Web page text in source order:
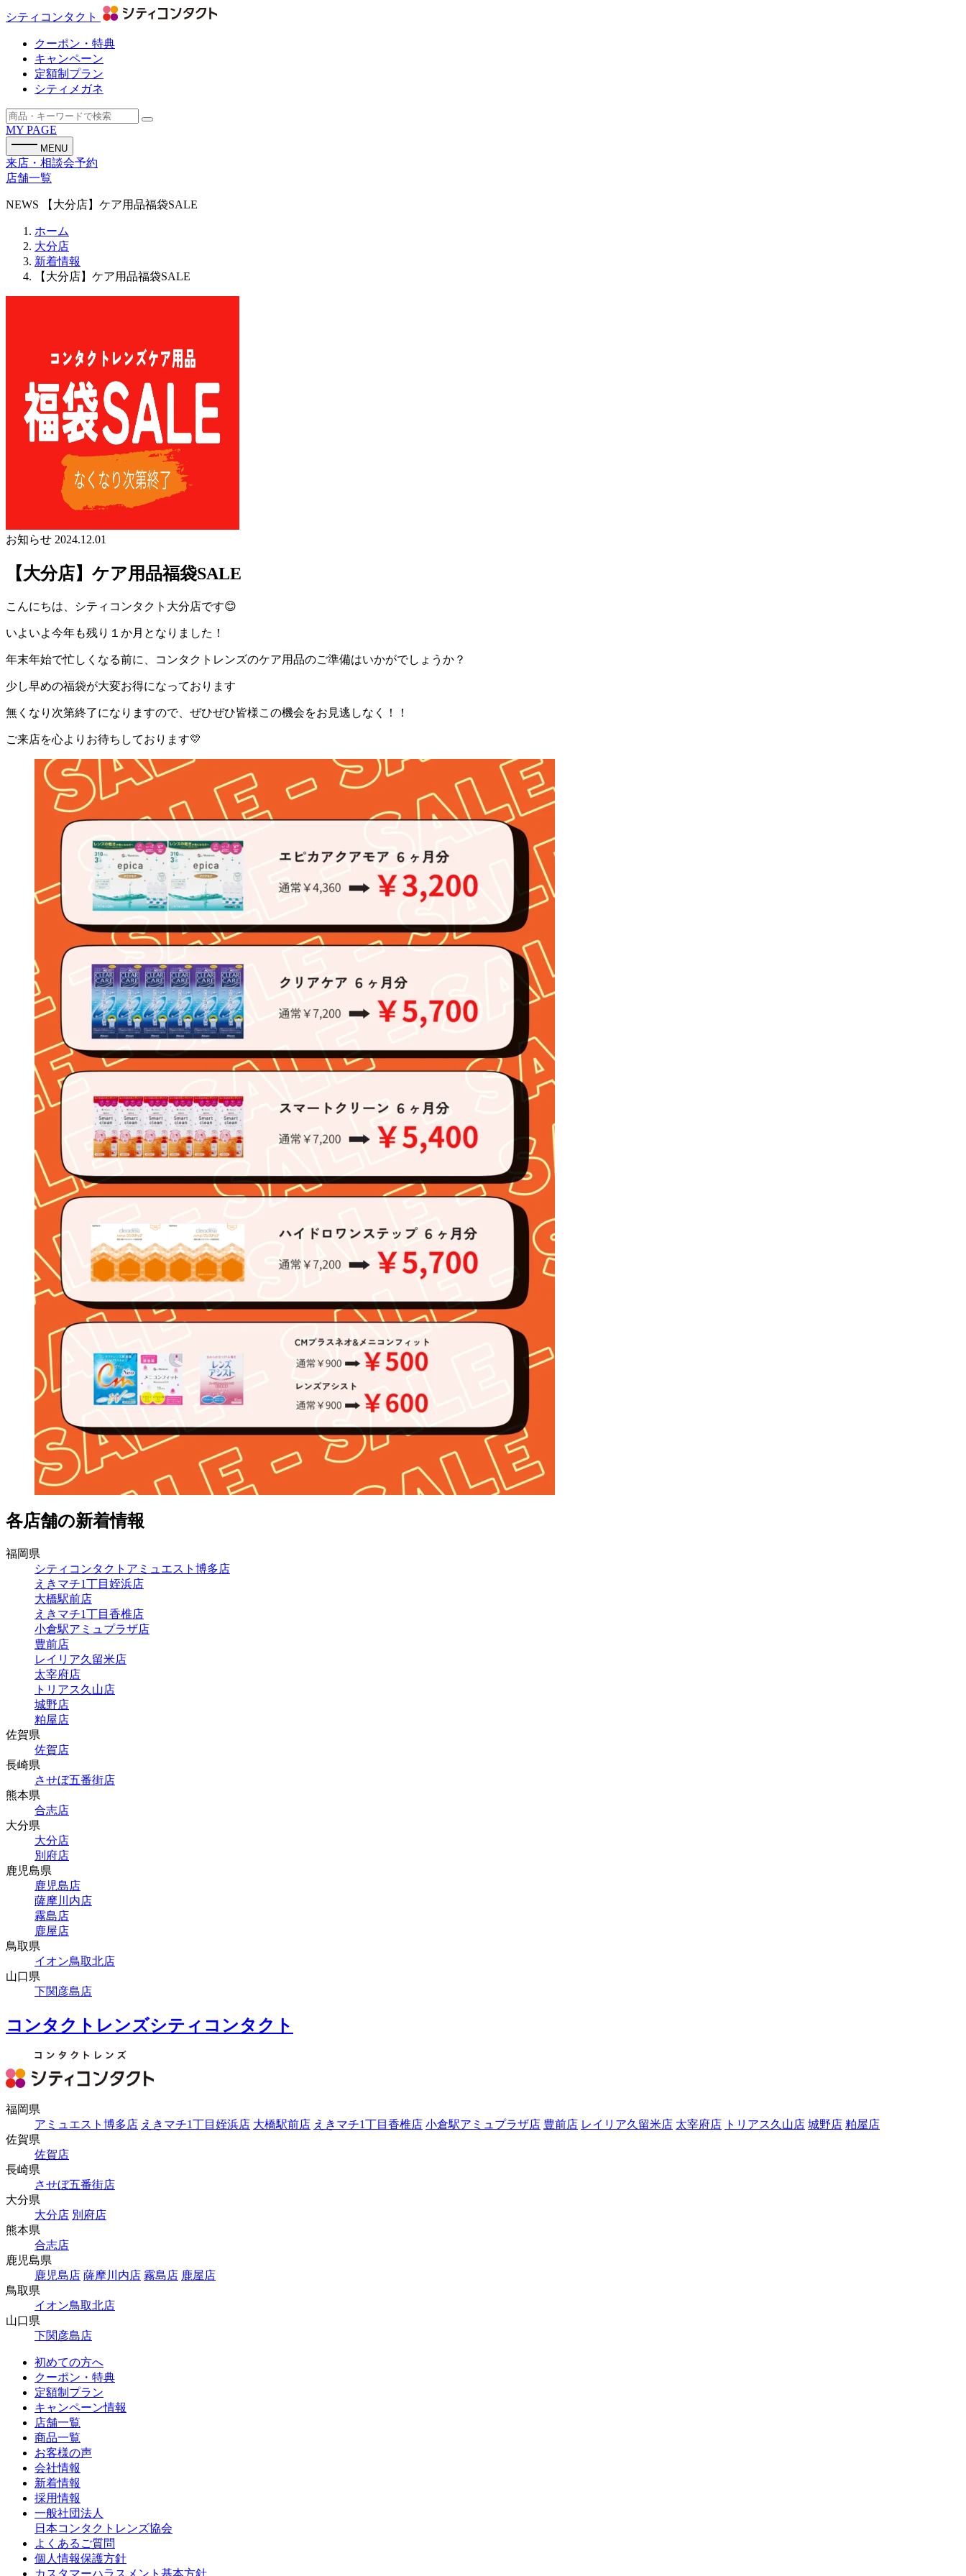
シティコンタクト
クーポン・特典
キャンペーン
定額制プラン
シティメガネ
MY PAGE
MENU
来店・相談会予約
店舗一覧
NEWS 【大分店】ケア用品福袋SALE
ホーム
大分店
新着情報
【大分店】ケア用品福袋SALE
お知らせ 2024.12.01
【大分店】ケア用品福袋SALE
こんにちは、シティコンタクト大分店です😊
いよいよ今年も残り１か月となりました！
年末年始で忙しくなる前に、コンタクトレンズのケア用品のご準備はいかがでしょうか？
少し早めの福袋が大変お得になっております
無くなり次第終了になりますので、ぜひぜひ皆様この機会をお見逃しなく！！
ご来店を心よりお待ちしております💛
各店舗の新着情報
福岡県
シティコンタクトアミュエスト博多店
えきマチ1丁目姪浜店
大橋駅前店
えきマチ1丁目香椎店
小倉駅アミュプラザ店
豊前店
レイリア久留米店
太宰府店
トリアス久山店
城野店
粕屋店
佐賀県
佐賀店
長崎県
させぼ五番街店
熊本県
合志店
大分県
大分店
別府店
鹿児島県
鹿児島店
薩摩川内店
霧島店
鹿屋店
鳥取県
イオン鳥取北店
山口県
下関彦島店
コンタクトレンズシティコンタクト
福岡県
アミュエスト博多店 えきマチ1丁目姪浜店 大橋駅前店 えきマチ1丁目香椎店 小倉駅アミュプラザ店 豊前店 レイリア久留米店 太宰府店 トリアス久山店 城野店 粕屋店
佐賀県
佐賀店
長崎県
させぼ五番街店
大分県
大分店 別府店
熊本県
合志店
鹿児島県
鹿児島店 薩摩川内店 霧島店 鹿屋店
鳥取県
イオン鳥取北店
山口県
下関彦島店
初めての方へ
クーポン・特典
定額制プラン
キャンペーン情報
店舗一覧
商品一覧
お客様の声
会社情報
新着情報
採用情報
一般社団法人
日本コンタクトレンズ協会
よくあるご質問
個人情報保護方針